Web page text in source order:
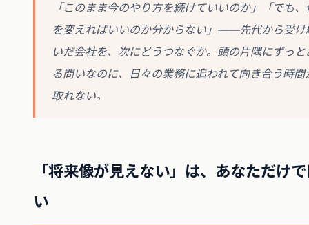
「このまま今のやり方を続けていいのか」「でも、
を変えればいいのか分からない」——先代から受け
いだ会社を、次にどうつなぐか。頭の片隅にずっと
る問いなのに、日々の業務に追われて向き合う時間
取れない。
「将来像が見えない」は、あなただけ
い